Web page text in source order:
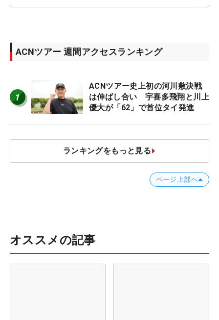
ACNツアー 週間アクセスランキング
1
ACNツアー史上初の河川敷決戦
は伸ばし合い 宇喜多飛翔と川上
優大が「62」で首位タイ発進
ランキングをもっと見る
ページ上部へ
オススメの記事